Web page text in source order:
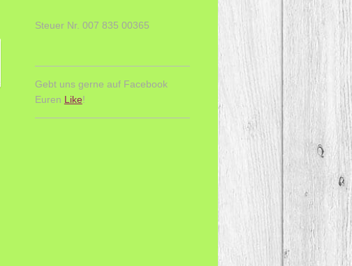
Steuer Nr. 007 835 00365
Gebt uns gerne auf Facebook
Euren Like!